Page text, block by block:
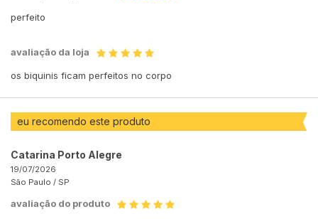
perfeito
avaliação da loja
os biquinis ficam perfeitos no corpo
eu recomendo este produto
Catarina Porto Alegre
19/07/2026
São Paulo / SP
avaliação do produto